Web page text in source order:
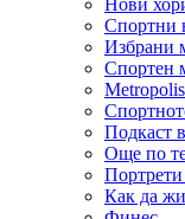
Нови
Спортни
Избрани
Спортен
Metropolis
Подкаст
Още по
Портрети
Как да